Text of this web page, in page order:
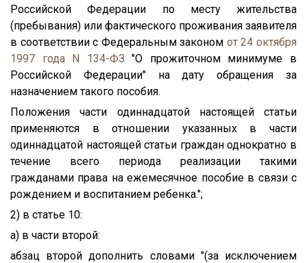
Российской Федерации по месту жительства
(пребывания) или фактического проживания заявителя
в соответствии с Федеральным законом от 24 октября
1997 года N 134-ФЗ "О прожиточном минимуме в
Российской Федерации" на дату обращения за
назначением такого пособия.
Положения части одиннадцатой настоящей статьи
применяются в отношении указанных в части
одиннадцатой настоящей статьи граждан однократно в
течение всего периода реализации такими
гражданами права на ежемесячное пособие в связи с
рождением и воспитанием ребенка.";
2) в статье 10:
а) в части второй:
абзац второй дополнить словами "(за исключением